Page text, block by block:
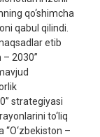
qo‘shimcha
qabul qilindi.
etib
– 2030”
strategiyasi
to‘liq
–